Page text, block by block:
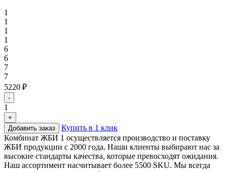
1
1
1
1
6
6
7
7
5220 ₽
-
1
+
Добавить заказ
Купить в 1 клик
Комбинат ЖБИ 1 осуществляется производство и поставку
ЖБИ продукции с 2000 года. Наши клиенты выбирают нас за
высокие стандарты качества, которые превосходят ожидания.
Наш ассортимент насчитывает более 5500 SKU. Мы всегда